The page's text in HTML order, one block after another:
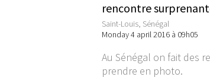
rencontre
Saint-Louis, Sénégal
Monday 4 april 2016 à 09h05
Au Sénégal on fait des
prendre en photo.